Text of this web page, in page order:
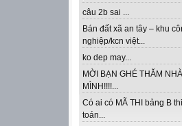
câu 2b sai ...
Bán đất xã an tây – khu
nghiệp/kcn việt...
ko dep may...
MỜI BẠN GHÉ THĂM NHÀ
MÌNH!!!!...
Có ai có MÃ THI bảng B
toán...